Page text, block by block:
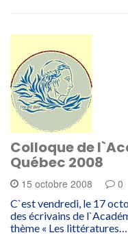
Colloque de
Québec 2008
15 octobre 2008 0
C`est vendredi, le 17
des écrivains de
thème « Les littératures…